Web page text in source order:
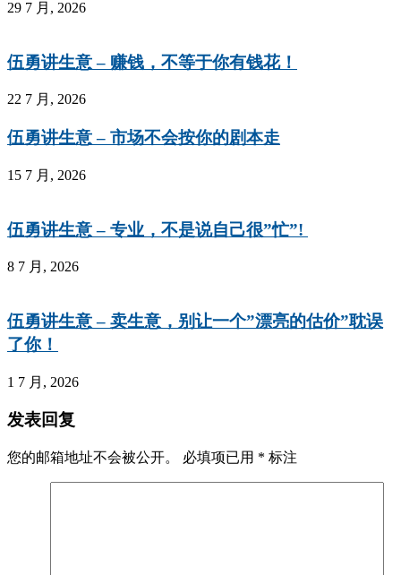
29 7 月, 2026
伍勇讲生意 – 赚钱，不等于你有钱花！
22 7 月, 2026
伍勇讲生意 – 市场不会按你的剧本走
15 7 月, 2026
伍勇讲生意 – 专业，不是说自己很”忙”!
8 7 月, 2026
伍勇讲生意 – 卖生意，别让一个”漂亮的估价”耽误
了你！
1 7 月, 2026
发表回复
您的邮箱地址不会被公开。 必填项已用 * 标注